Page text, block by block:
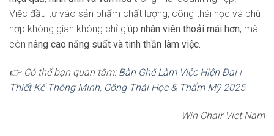
Việc đầu tư vào sản phẩm chất lượng, công thái học và phù
hợp không gian không chỉ giúp nhân viên thoải mái hơn, mà
còn nâng cao năng suất và tinh thần làm việc.
👉 Có thể bạn quan tâm: Bàn Ghế Làm Việc Hiện Đại |
Thiết Kế Thông Minh, Công Thái Học & Thẩm Mỹ 2025
Win Chair Viet Nam